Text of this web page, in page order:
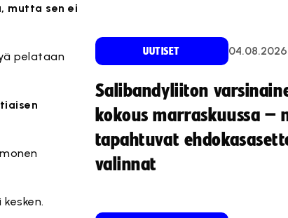
mutta sen ei
pelataan
UUTISET 04.08.2026
Salibandyliiton
kokous marraskuussa –
tapahtuvat
valinnat